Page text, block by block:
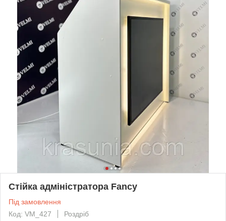
Стійка адміністратора Fancy
Під замовлення
Код: VM_427
Роздріб